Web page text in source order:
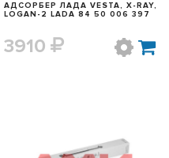
АДСОРБЕР ЛАДА VESTA, X-RAY,
LOGAN-2 LADA 84 50 006 397
3910